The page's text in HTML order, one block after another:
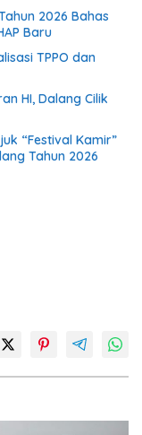
2026 Bahas
Baru
TPPO dan
HI, Dalang Cilik
“Festival Kamir”
Tahun 2026